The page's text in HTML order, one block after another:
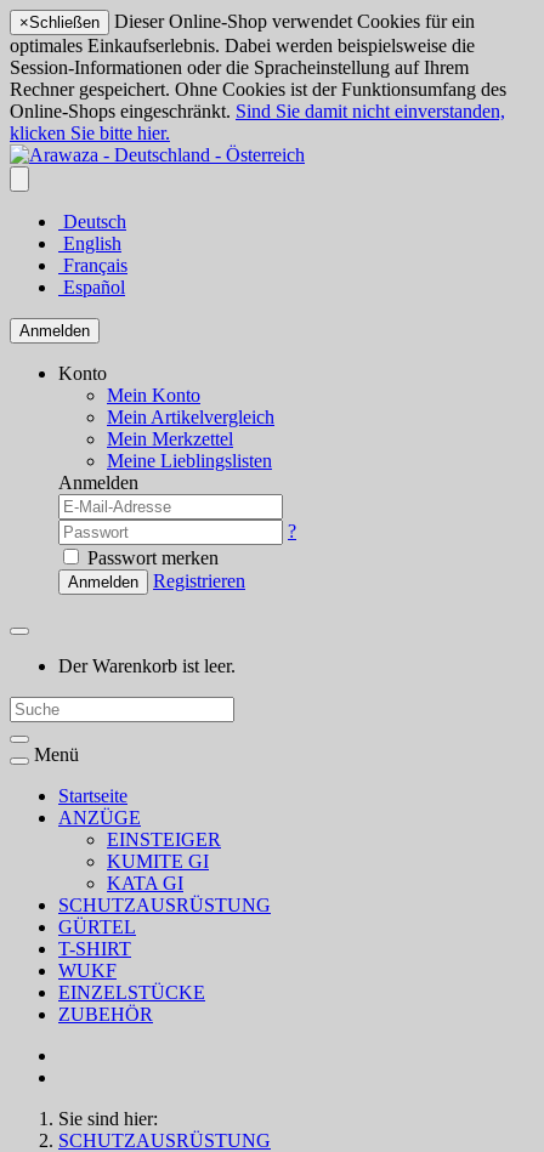
×Schließen
Dieser Online-Shop verwendet Cookies für ein
optimales Einkaufserlebnis. Dabei werden beispielsweise die
Session-Informationen oder die Spracheinstellung auf Ihrem
Rechner gespeichert. Ohne Cookies ist der Funktionsumfang des
Online-Shops eingeschränkt. Sind Sie damit nicht einverstanden,
klicken Sie bitte hier.
Deutsch
English
Français
Español
Anmelden
Konto
Mein Konto
Mein Artikelvergleich
Mein Merkzettel
Meine Lieblingslisten
Anmelden
?
Passwort merken
Anmelden Registrieren
Der Warenkorb ist leer.
Menü
Startseite
ANZÜGE
EINSTEIGER
KUMITE GI
KATA GI
SCHUTZAUSRÜSTUNG
GÜRTEL
T-SHIRT
WUKF
EINZELSTÜCKE
ZUBEHÖR
Sie sind hier:
SCHUTZAUSRÜSTUNG